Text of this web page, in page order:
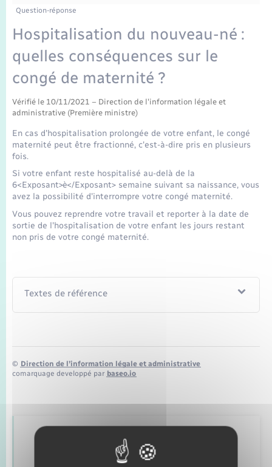
Etat-civil - Papiers - Citoyenneté
Mariage – PACS
Parrainage civil
Recensement
Logement - Urbanisme
Loisirs
Nouvel habitant
Numérique
Sécurité - Prévention
Seniors
Transports
Transports scolaires
Voirie et espace public
Travaux - Autorisation d’occupation de l’espace
Compétences
Plan interactif
Présentation de la commune
Publications
La Communauté de communes
Question-réponse
Hospitalisation du nouveau-né :
quelles conséquences sur le
congé de maternité ?
Vérifié le 10/11/2021 – Direction de l'information légale et
administrative (Première ministre)
En cas d'hospitalisation prolongée de votre enfant, le congé
maternité peut être fractionné, c'est-à-dire pris en plusieurs
fois.
Si votre enfant reste hospitalisé au-delà de la
6<Exposant>è</Exposant> semaine suivant sa naissance, vous
avez la possibilité d'interrompre votre congé maternité.
Vous pouvez reprendre votre travail et reporter à la date de
sortie de l'hospitalisation de votre enfant les jours restant
non pris de votre congé maternité.
Textes de référence
© Direction de l’information légale et administrative
comarquage developpé par baseo.io
Retrouvez aussi